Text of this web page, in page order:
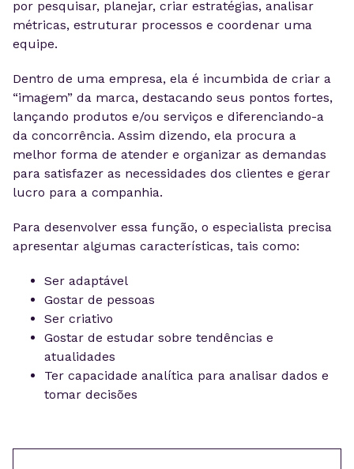
por pesquisar, planejar, criar estratégias, analisar
métricas, estruturar processos e coordenar uma
equipe.
Dentro de uma empresa, ela é incumbida de criar a
“imagem” da marca, destacando seus pontos fortes,
lançando produtos e/ou serviços e diferenciando-a
da concorrência. Assim dizendo, ela procura a
melhor forma de atender e organizar as demandas
para satisfazer as necessidades dos clientes e gerar
lucro para a companhia.
Para desenvolver essa função, o especialista precisa
apresentar algumas características, tais como:
Ser adaptável
Gostar de pessoas
Ser criativo
Gostar de estudar sobre tendências e
atualidades
Ter capacidade analítica para analisar dados e
tomar decisões